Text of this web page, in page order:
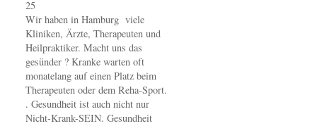
25
Wir haben in Hamburg viele
Kliniken, Ärzte, Therapeuten und
Heilpraktiker. Macht uns das
gesünder ? Kranke warten oft
monatelang auf einen Platz beim
Therapeuten oder dem Reha-Sport.
. Gesundheit ist auch nicht nur
Nicht-Krank-SEIN. Gesundheit